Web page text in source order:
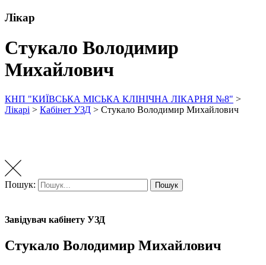
Лікар
Стукало Володимир
Михайлович
КНП "КИЇВСЬКА МІСЬКА КЛІНІЧНА ЛІКАРНЯ №8" >
Лікарі > Кабінет УЗД > Стукало Володимир Михайлович
Пошук: Пошук
Завідувач кабінету УЗД
Стукало Володимир Михайлович